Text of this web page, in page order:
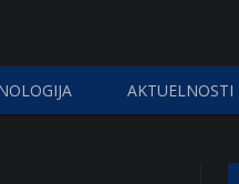
AKTUELNOSTI